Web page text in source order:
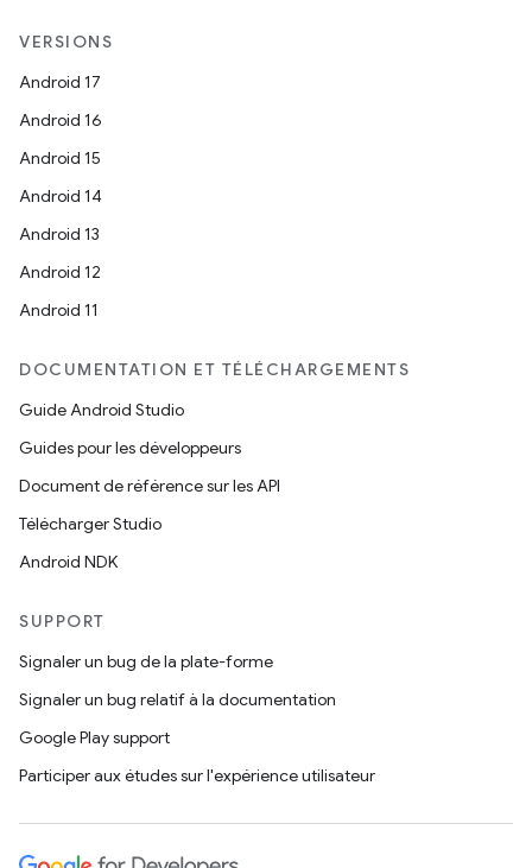
VERSIONS
Android 17
Android 16
Android 15
Android 14
Android 13
Android 12
Android 11
DOCUMENTATION ET TÉLÉCHARGEMENTS
Guide Android Studio
Guides pour les développeurs
Document de référence sur les API
Télécharger Studio
Android NDK
SUPPORT
Signaler un bug de la plate-forme
Signaler un bug relatif à la documentation
Google Play support
Participer aux études sur l'expérience utilisateur